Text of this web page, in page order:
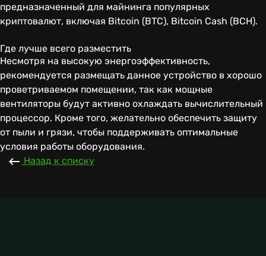
предназначенный для майнинга популярных
криптовалют, включая Bitcoin (BTC), Bitcoin Cash (BCH).
Где лучше всего разместить
Несмотря на высокую энергоэффективность,
рекомендуется размещать данное устройство в хорошо
проветриваемом помещении, так как мощные
вентиляторы будут активно охлаждать вычислительный
процессор. Кроме того, желательно обеспечить защиту
от пыли и грязи, чтобы поддерживать оптимальные
условия работы оборудования.
Назад к списку